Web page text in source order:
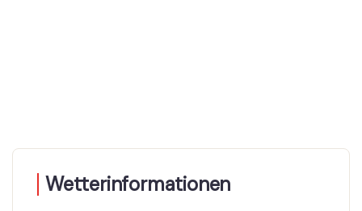
Wetterinformationen